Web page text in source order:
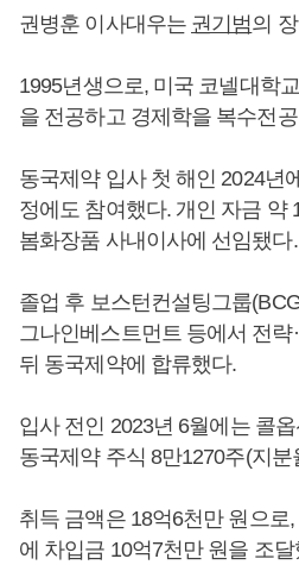
권병훈 이사대우는 권기범의
1995년생으로, 미국 코넬대학
을 전공하고 경제학을 복수전
동국제약 입사 첫 해인 2024년
정에도 참여했다. 개인 자금 약
봄화장품 사내이사에 선임됐다.
졸업 후 보스턴컨설팅그룹
그나인베스트먼트 등에서 전
뒤 동국제약에 합류했다.
입사 전인 2023년 6월에는 콜
동국제약 주식 8만1270주(지
취득 금액은 18억6천만 원으로
에 차입금 10억7천만 원을 조달